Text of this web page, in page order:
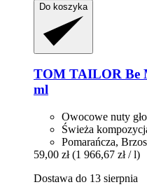
Do koszyka
TOM TAILOR Be
ml
Owocowe nuty
Świeża
Pomarańcza,
59,00 zł (1 966,67 zł / l)
Dostawa do 13 sierpnia